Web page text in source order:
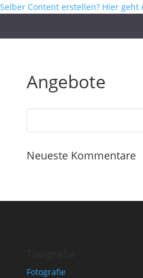
Selber Content erstellen? Hier geht
Angebote
Neueste Kommentare
Fotografie